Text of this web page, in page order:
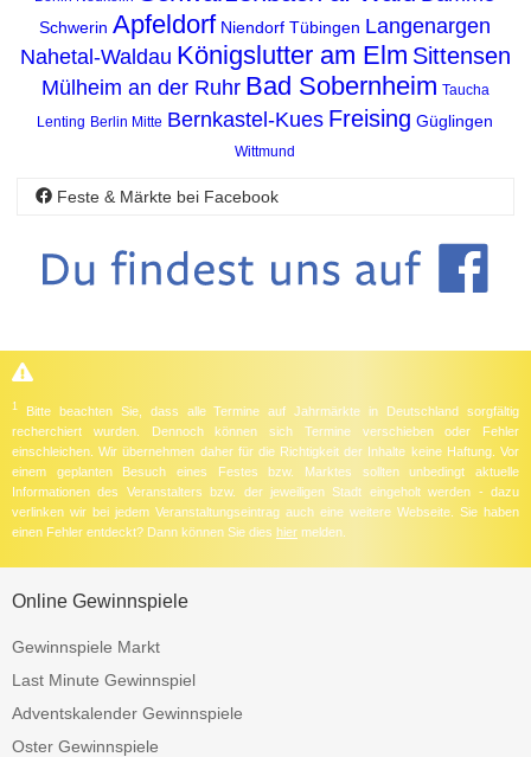
Schwerin Apfeldorf Niendorf Tübingen Langenargen
Nahetal-Waldau Königslutter am Elm Sittensen
Mülheim an der Ruhr Bad Sobernheim Taucha
Lenting Berlin Mitte Bernkastel-Kues Freising Güglingen
Wittmund
Feste & Märkte bei Facebook
1 Bitte beachten Sie, dass alle Termine auf Jahrmärkte in Deutschland sorgfältig
recherchiert wurden. Dennoch können sich Termine verschieben oder Fehler
einschleichen. Wir übernehmen daher für die Richtigkeit der Inhalte keine Haftung. Vor
einem geplanten Besuch eines Festes bzw. Marktes sollten unbedingt aktuelle
Informationen des Veranstalters bzw. der jeweiligen Stadt eingeholt werden - dazu
verlinken wir bei jedem Veranstaltungseintrag auch eine weitere Webseite. Sie haben
einen Fehler entdeckt? Dann können Sie dies hier melden.
Online Gewinnspiele
Gewinnspiele Markt
Last Minute Gewinnspiel
Adventskalender Gewinnspiele
Oster Gewinnspiele